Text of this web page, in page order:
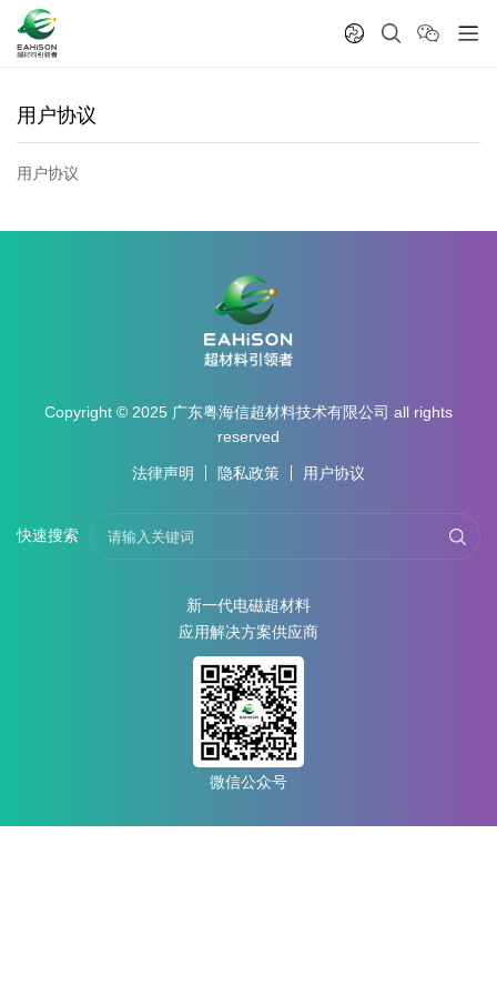
用户协议
用户协议
Copyright © 2025 广东粤海信超材料技术有限公司 all rights
reserved
法律声明 隐私政策 用户协议
快速搜索
新一代电磁超材料
应用解决方案供应商
微信公众号